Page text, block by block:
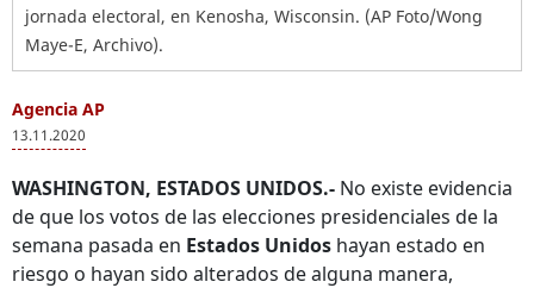
jornada electoral, en Kenosha, Wisconsin. (AP Foto/Wong
Maye-E, Archivo).
Agencia AP
13.11.2020
WASHINGTON, ESTADOS UNIDOS.- No existe evidencia
de que los votos de las elecciones presidenciales de la
semana pasada en Estados Unidos hayan estado en
riesgo o hayan sido alterados de alguna manera,